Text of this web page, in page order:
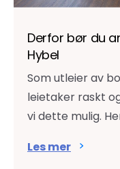
Derfor bør du
Hybel
Som utleier av
leietaker raskt
vi dette mulig.
Les mer